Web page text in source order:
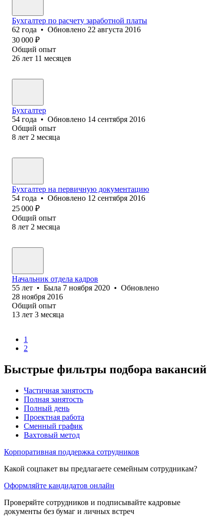
Бухгалтер по расчету заработной платы
62 года • Обновлено 22 августа 2016
30 000 ₽
Общий опыт
26 лет 11 месяцев
Бухгалтер
54 года • Обновлено 14 сентября 2016
Общий опыт
8 лет 2 месяца
Бухгалтер на первичную документацию
54 года • Обновлено 12 сентября 2016
25 000 ₽
Общий опыт
8 лет 2 месяца
Начальник отдела кадров
55 лет • Была 7 ноября 2020 • Обновлено
28 ноября 2016
Общий опыт
13 лет 3 месяца
1
2
Быстрые фильтры подбора вакансий
Частичная занятость
Полная занятость
Полный день
Проектная работа
Сменный график
Вахтовый метод
Корпоративная поддержка сотрудников
Какой соцпакет вы предлагаете семейным сотрудникам?
Оформляйте кандидатов онлайн
Проверяйте сотрудников и подписывайте кадровые
документы без бумаг и личных встреч